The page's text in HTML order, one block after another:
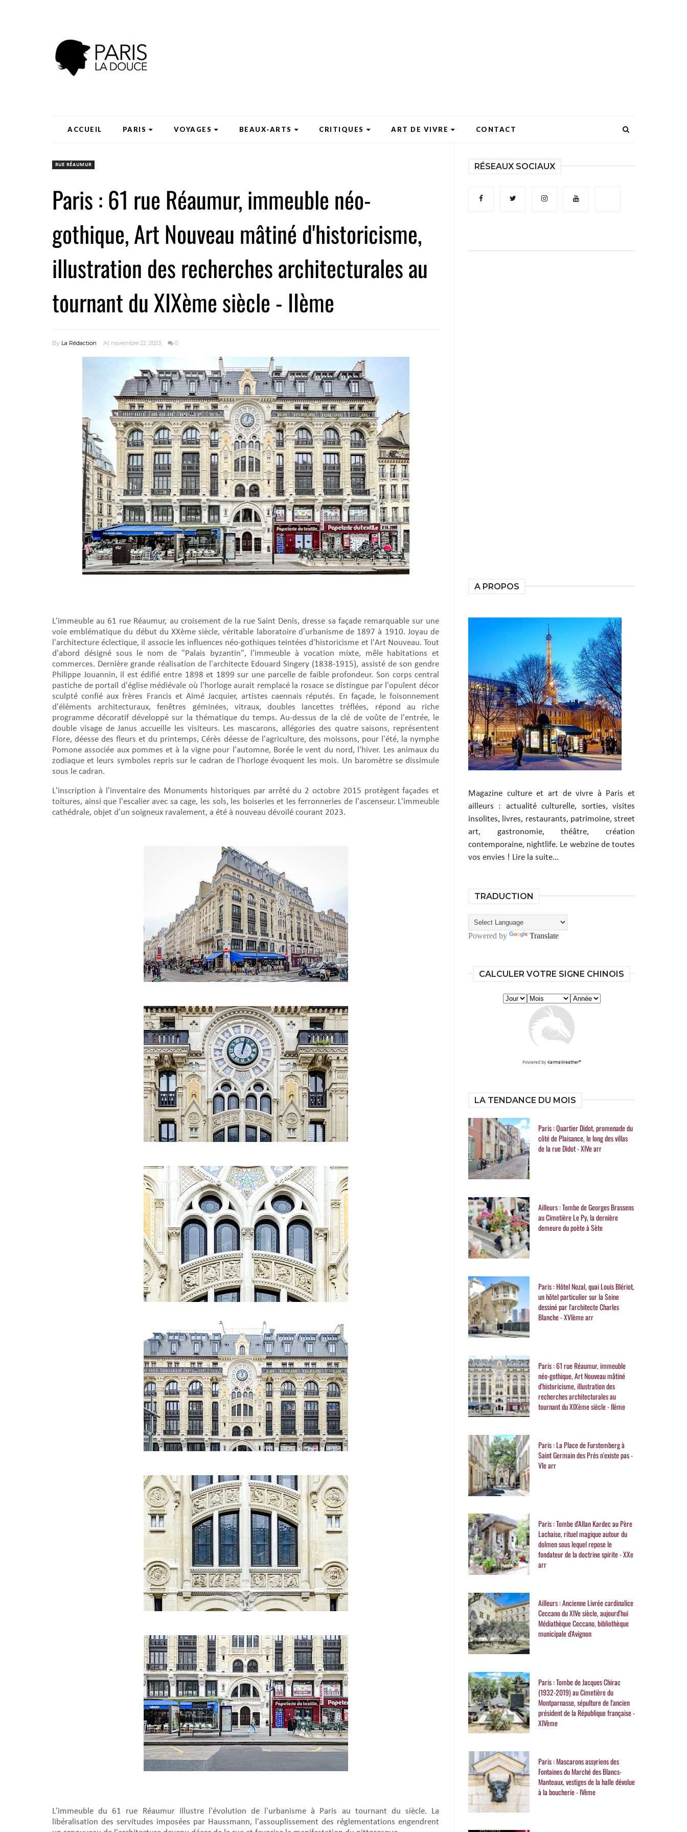
ACCUEIL PARIS VOYAGES BEAUX-ARTS CRITIQUES ART DE VIVRE CONTACT
RUE RÉAUMUR
Paris : 61 rue Réaumur, immeuble néo-
gothique, Art Nouveau mâtiné d'historicisme,
illustration des recherches architecturales au
tournant du XIXème siècle - IIème
By La Rédaction At novembre 22, 2023 0
L'immeuble au 61 rue Réaumur, au croisement de la rue Saint Denis, dresse sa façade remarquable sur une
voie emblématique du début du XXème siècle, véritable laboratoire d'urbanisme de 1897 à 1910. Joyau de
l'architecture éclectique, il associe les influences néo-gothiques teintées d'historicisme et l'Art Nouveau. Tout
d'abord désigné sous le nom de "Palais byzantin", l'immeuble à vocation mixte, mêle habitations et
commerces. Dernière grande réalisation de l'architecte Edouard Singery (1838-1915), assisté de son gendre
Philippe Jouannin, il est édifié entre 1898 et 1899 sur une parcelle de faible profondeur. Son corps central
pastiche de portail d'église médiévale où l'horloge aurait remplacé la rosace se distingue par l'opulent décor
sculpté confié aux frères Francis et Aimé Jacquier, artistes caennais réputés. En façade, le foisonnement
d'éléments architecturaux, fenêtres géminées, vitraux, doubles lancettes tréflées, répond au riche
programme décoratif développé sur la thématique du temps. Au-dessus de la clé de voûte de l'entrée, le
double visage de Janus accueille les visiteurs. Les mascarons, allégories des quatre saisons, représentent
Flore, déesse des fleurs et du printemps, Cérès déesse de l'agriculture, des moissons, pour l'été, la nymphe
Pomone associée aux pommes et à la vigne pour l'automne, Borée le vent du nord, l'hiver. Les animaux du
zodiaque et leurs symboles repris sur le cadran de l'horloge évoquent les mois. Un baromètre se dissimule
sous le cadran.
L'inscription à l'inventaire des Monuments historiques par arrêté du 2 octobre 2015 protègent façades et
toitures, ainsi que l'escalier avec sa cage, les sols, les boiseries et les ferronneries de l'ascenseur. L'immeuble
cathédrale, objet d'un soigneux ravalement, a été à nouveau dévoilé courant 2023.
L'immeuble du 61 rue Réaumur illustre l'évolution de l'urbanisme à Paris au tournant du siècle. La
libéralisation des servitudes imposées par Haussmann, l'assouplissement des réglementations engendrent
RÉSEAUX SOCIAUX
A PROPOS
Magazine culture et art de vivre à Paris et
ailleurs : actualité culturelle, sorties, visites
insolites, livres, restaurants, patrimoine, street
art, gastronomie, théâtre, création
contemporaine, nightlife. Le webzine de toutes
vos envies ! Lire la suite...
TRADUCTION
Powered by Translate
CALCULER VOTRE SIGNE CHINOIS
Powered byKarmaWeather®
LA TENDANCE DU MOIS
Paris : Quartier Didot, promenade du
côté de Plaisance, le long des villas
de la rue Didot - XIVe arr
Ailleurs : Tombe de Georges Brassens
au Cimetière Le Py, la dernière
demeure du poète à Sète
Paris : Hôtel Nozal, quai Louis Blériot,
un hôtel particulier sur la Seine
dessiné par l'architecte Charles
Blanche - XVIème arr
Paris : 61 rue Réaumur, immeuble
néo-gothique, Art Nouveau mâtiné
d'historicisme, illustration des
recherches architecturales au
tournant du XIXème siècle - IIème
Paris : La Place de Furstemberg à
Saint Germain des Prés n'existe pas -
VIe arr
Paris : Tombe d'Allan Kardec au Père
Lachaise, rituel magique autour du
dolmen sous lequel repose le
fondateur de la doctrine spirite - XXe
arr
Ailleurs : Ancienne Livrée cardinalice
Ceccano du XIVe siècle, aujourd'hui
Médiathèque Ceccano, bibliothèque
municipale d'Avignon
Paris : Tombe de Jacques Chirac
(1932-2019) au Cimetière du
Montparnasse, sépulture de l'ancien
président de la République française -
XIVème
Paris : Mascarons assyriens des
Fontaines du Marché des Blancs-
Manteaux, vestiges de la halle dévolue
à la boucherie - IVème